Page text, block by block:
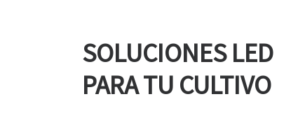
SOLUCIONES LED
PARA TU CULTIVO